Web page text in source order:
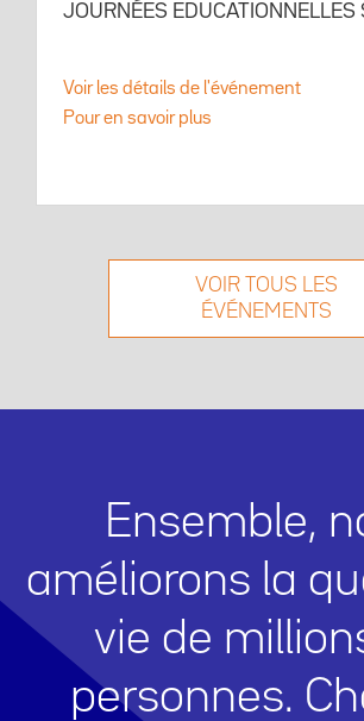
JOURNÉES
Voir les détails de l'événement
Pour en savoir plus
VOIR TOUS LES
ÉVÉNEMENTS
Ensemble,
améliorons la
vie de
personnes.